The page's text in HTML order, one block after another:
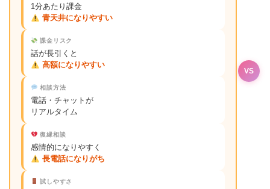
1分あたり課金
青天井になりやすい
課金リスク
話が長引くと
高額になりやすい
相談方法
電話・チャットが
リアルタイム
復縁相談
感情的になりやすく
長電話になりがち
試しやすさ
VS